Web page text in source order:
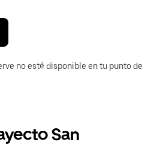
no esté disponible en tu punto de
San